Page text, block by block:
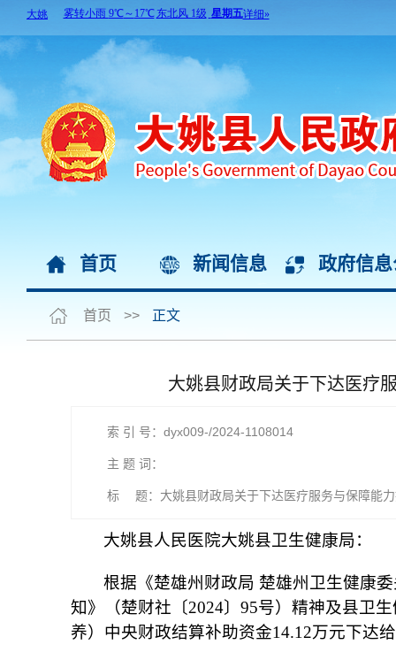
首页 新闻信息 政府信
首页 >> 正文
大姚县财政局关于下达医疗
索 引 号：dyx009-/2024-1108014
主 题 词：
标 题：大姚县财政局关于下达医疗服务与保障能
大姚县人民医院大姚县卫生健康局：
根据《楚雄州财政局 楚雄州卫生健康
知》（楚财社〔2024〕95号）精神及县卫
养）中央财政结算补助资金14.12万元下达